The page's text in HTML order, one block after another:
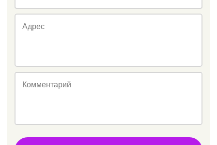
Адрес
Комментарий